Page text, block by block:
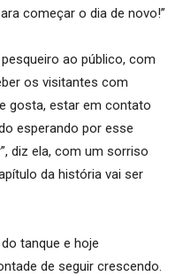
começar o dia de novo!”
ao público, com
os visitantes com
gosta, estar em contato
esperando por esse
diz ela, com um sorriso
da história vai ser
tanque e hoje
de seguir crescendo.